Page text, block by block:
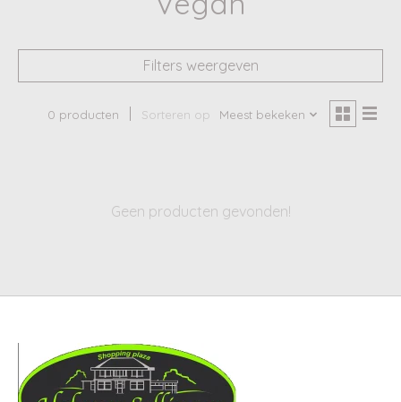
Filters weergeven
0 producten Sorteren op Meest bekeken
Geen producten gevonden!